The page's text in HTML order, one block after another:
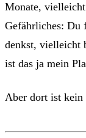
Monate, vielleicht
Gefährliches: Du
denkst, vielleicht
ist das ja mein
Aber dort ist kein